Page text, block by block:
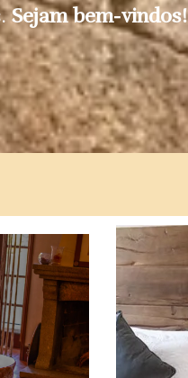
Sejam bem-vindos!